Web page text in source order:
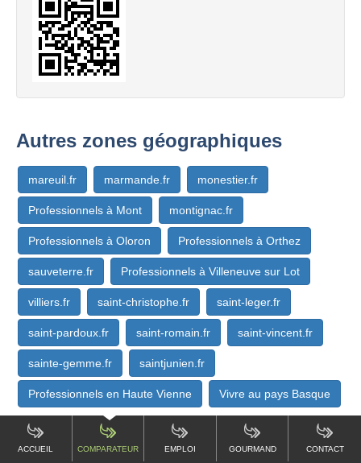
ACCUEIL COMPARATEUR EMPLOI GOURMAND CONTACT
Autres zones géographiques
mareuil.fr marmande.fr monestier.fr
Professionnels à Mont montignac.fr
Professionnels à Oloron Professionnels à Orthez
sauveterre.fr Professionnels à Villeneuve sur Lot
villiers.fr saint-christophe.fr saint-leger.fr
saint-pardoux.fr saint-romain.fr saint-vincent.fr
sainte-gemme.fr saintjunien.fr
Professionnels en Haute Vienne Vivre au pays Basque